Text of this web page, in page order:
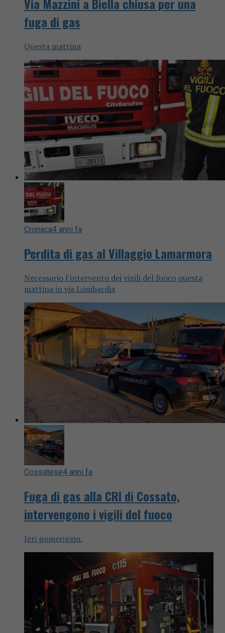
Via Mazzini a Biella chiusa per una
fuga di gas
Questa mattina
Cronaca4 anni fa
Perdita di gas al Villaggio Lamarmora
Necessario l'intervento dei vigili del fuoco questa
mattina in via Lombardia
Cossatese4 anni fa
Fuga di gas alla CRI di Cossato,
intervengono i vigili del fuoco
Ieri pomeriggio.